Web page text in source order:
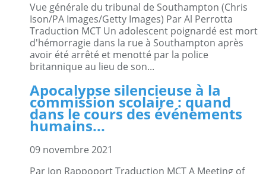
Vue générale du tribunal de Southampton (Chris
Ison/PA Images/Getty Images) Par Al Perrotta
Traduction MCT Un adolescent poignardé est mort
d'hémorragie dans la rue à Southampton après
avoir été arrêté et menotté par la police
britannique au lieu de son...
Apocalypse silencieuse à la
commission scolaire : quand
dans le cours des événements
humains...
09 novembre 2021
Par Jon Rappoport Traduction MCT A Meeting of